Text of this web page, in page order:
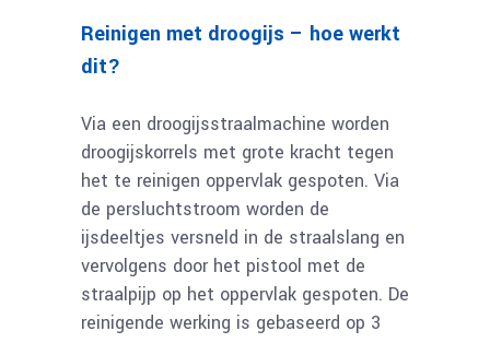
Reinigen met droogijs – hoe werkt
dit?
Via een droogijsstraalmachine worden
droogijskorrels met grote kracht tegen
het te reinigen oppervlak gespoten. Via
de persluchtstroom worden de
ijsdeeltjes versneld in de straalslang en
vervolgens door het pistool met de
straalpijp op het oppervlak gespoten. De
reinigende werking is gebaseerd op 3